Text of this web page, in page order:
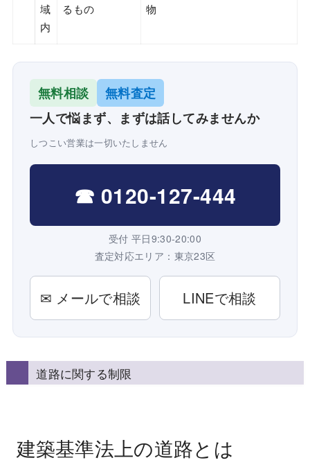
域
内
るもの
物
無料相談
無料査定
一人で悩まず、まずは話してみませんか
しつこい営業は一切いたしません
☎ 0120-127-444
受付 平日9:30-20:00
査定対応エリア：東京23区
✉ メールで相談 LINEで相談
道路に関する制限
建築基準法上の道路とは